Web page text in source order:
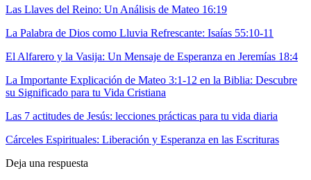
Las Llaves del Reino: Un Análisis de Mateo 16:19
La Palabra de Dios como Lluvia Refrescante: Isaías 55:10-11
El Alfarero y la Vasija: Un Mensaje de Esperanza en Jeremías 18:4
La Importante Explicación de Mateo 3:1-12 en la Biblia: Descubre
su Significado para tu Vida Cristiana
Las 7 actitudes de Jesús: lecciones prácticas para tu vida diaria
Cárceles Espirituales: Liberación y Esperanza en las Escrituras
Deja una respuesta